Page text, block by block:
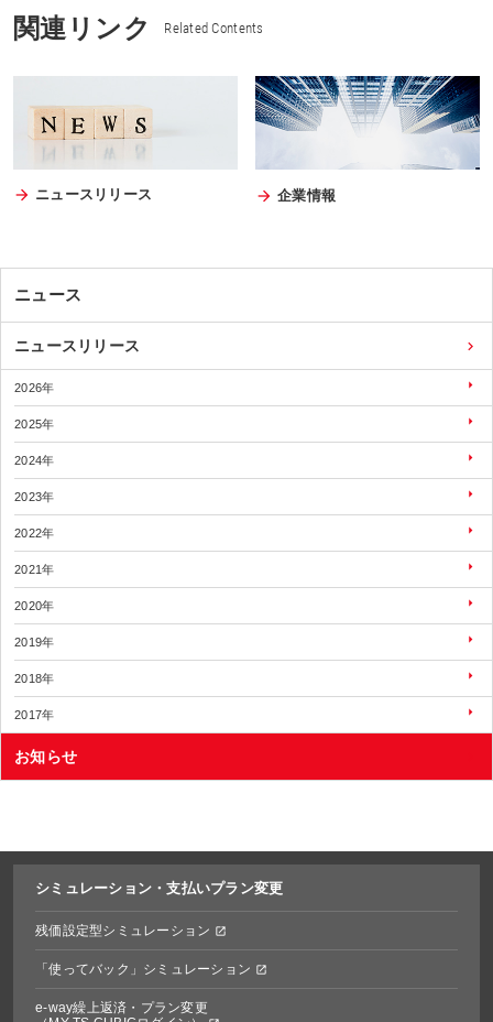
ニュース
ニュースリリース
2026年
2025年
2024年
2023年
2022年
2021年
2020年
2019年
2018年
2017年
お知らせ
関連リンク Related Contents
ニュースリリース 企業情報
シミュレーション・支払いプラン変更
残価設定型シミュレーション
「使ってバック」シミュレーション
e-way繰上返済・プラン変更